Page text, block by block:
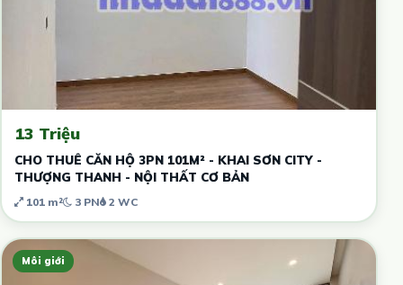
13 Triệu
CHO THUÊ CĂN HỘ 3PN 101M² - KHAI SƠN CITY -
THƯỢNG THANH - NỘI THẤT CƠ BẢN
101 m² 3 PN 2 WC
Môi giới